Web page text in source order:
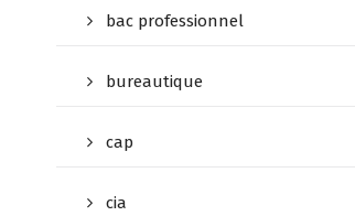
bac professionnel
bureautique
cap
cia